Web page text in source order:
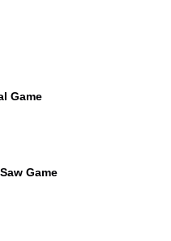
Game
Game